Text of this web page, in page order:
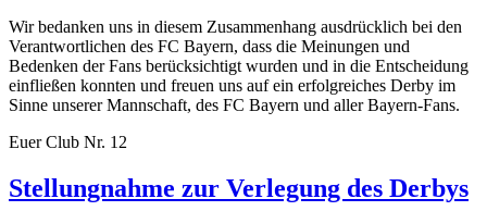
Wir bedanken uns in diesem Zusammenhang ausdrücklich bei den
Verantwortlichen des FC Bayern, dass die Meinungen und
Bedenken der Fans berücksichtigt wurden und in die Entscheidung
einfließen konnten und freuen uns auf ein erfolgreiches Derby im
Sinne unserer Mannschaft, des FC Bayern und aller Bayern-Fans.
Euer Club Nr. 12
Stellungnahme zur Verlegung des Derbys